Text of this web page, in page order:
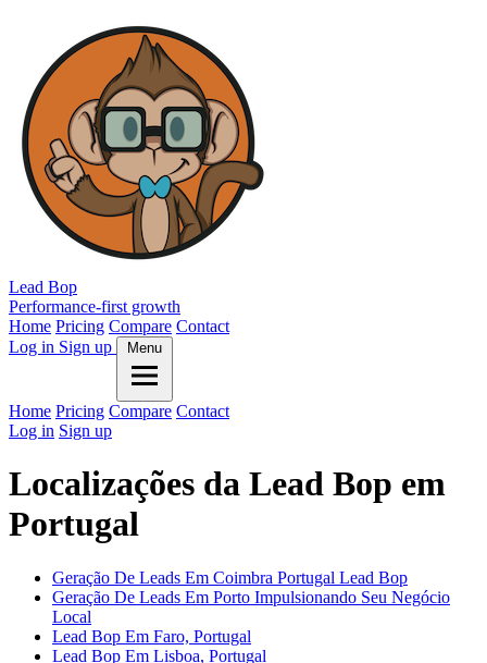
Lead Bop
Performance-first growth
Home Pricing Compare Contact
Log in Sign up Menu
Home Pricing Compare Contact
Log in Sign up
Localizações da Lead Bop em
Portugal
Geração De Leads Em Coimbra Portugal Lead Bop
Geração De Leads Em Porto Impulsionando Seu Negócio
Local
Lead Bop Em Faro, Portugal
Lead Bop Em Lisboa, Portugal